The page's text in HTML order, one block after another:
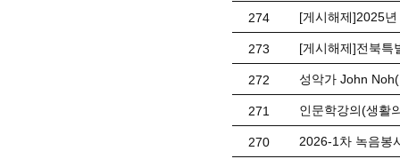
274 [게시해제]2025
273 [게시해제]전북특
272 성악가 John
271 인문학강의(생활
270 2026-1차 녹음봉